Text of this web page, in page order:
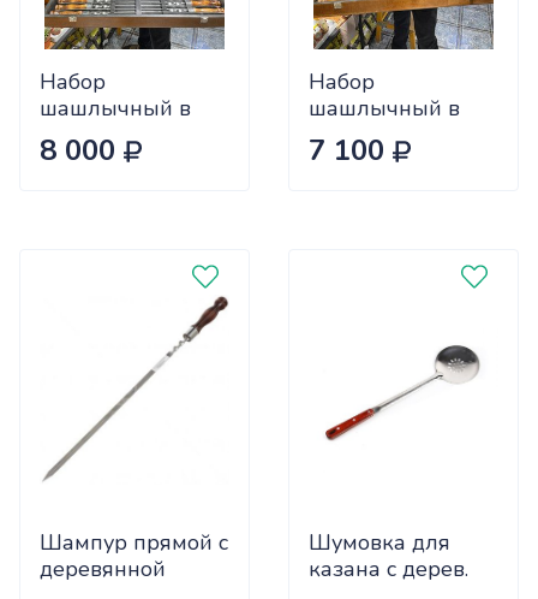
Набор
шашлычный в
деревянном
кейсе большой.
8 000
Набор
шашлычный в
деревянном
кейсе большой.
7 100
Шампур прямой с
деревянной
Шумовка для
казана с дерев.